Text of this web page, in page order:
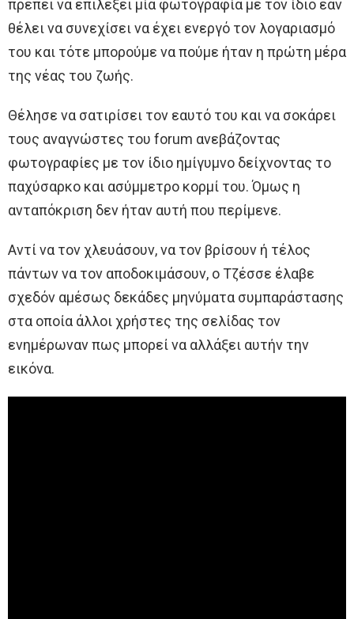
πρέπει να επιλέξει μία φωτογραφία με τον ίδιο εάν
θέλει να συνεχίσει να έχει ενεργό τον λογαριασμό
του και τότε μπορούμε να πούμε ήταν η πρώτη μέρα
της νέας του ζωής.
Θέλησε να σατιρίσει τον εαυτό του και να σοκάρει
τους αναγνώστες του forum ανεβάζοντας
φωτογραφίες με τον ίδιο ημίγυμνο δείχνοντας το
παχύσαρκο και ασύμμετρο κορμί του. Όμως η
ανταπόκριση δεν ήταν αυτή που περίμενε.
Αντί να τον χλευάσουν, να τον βρίσουν ή τέλος
πάντων να τον αποδοκιμάσουν, ο Τζέσσε έλαβε
σχεδόν αμέσως δεκάδες μηνύματα συμπαράστασης
στα οποία άλλοι χρήστες της σελίδας τον
ενημέρωναν πως μπορεί να αλλάξει αυτήν την
εικόνα.